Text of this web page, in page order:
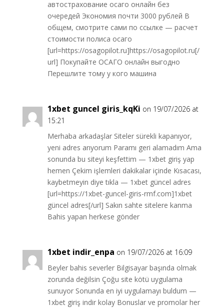
автострахование осаго онлайн без
очередей Экономия почти 3000 рублей В
общем, смотрите сами по ссылке — расчет
стоимости полиса осаго
[url=https://osagopilot.ru]https://osagopilot.ru[/
url] Покупайте ОСАГО онлайн выгодно
Перешлите тому у кого машина
1xbet guncel giris_kqKi on 19/07/2026 at
15:21
Merhaba arkadaşlar Siteler sürekli kapanıyor,
yeni adres arıyorum Paramı geri alamadım Ama
sonunda bu siteyi keşfettim — 1xbet giriş yap
hemen Çekim işlemleri dakikalar içinde Kısacası,
kaybetmeyin diye tıkla — 1xbet güncel adres
[url=https://1xbet-guncel-giris-rmf.com]1xbet
güncel adres[/url] Sakın sahte sitelere kanma
Bahis yapan herkese gönder
1xbet indir_enpa on 19/07/2026 at 16:09
Beyler bahis severler Bilgisayar başında olmak
zorunda değilsin Çoğu site kötü uygulama
sunuyor Sonunda en iyi uygulamayı buldum —
1xbet giriş indir kolay Bonuslar ve promolar her